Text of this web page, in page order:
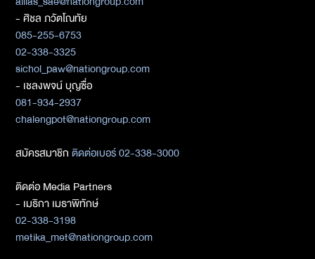
- ศิชล ภวัตโณทัย
085-255-6753
02-338-3325
sichol_paw@nationgroup.com
- เชลงพจน์ บุญซื่อ
081-934-2937
chalengpot@nationgroup.com
สมัครสมาชิกติดต่อเบอร์ 02-338-3000
ติดต่อ Media Partners
- เมธิกา เมธาพิทักษ์
02-338-3198
metika_met@nationgroup.com